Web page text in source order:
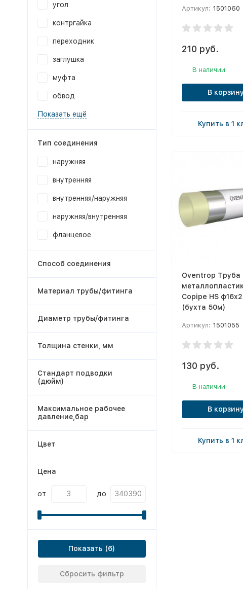
Артикул: 1501060
210 руб.
В наличии
В корзину
Купить в 1
Oventrop Труба
Copipe HS
(бухта 50м)
Артикул: 1501055
130 руб.
В наличии
В корзину
Купить в 1
угол
контргайка
переходник
заглушка
муфта
обвод
Показать ещё
Тип соединения
наружняя
внутренняя
внутренняя/наружняя
наружняя/внутренняя
фланцевое
Способ соединения
Материал трубы/фитинга
Диаметр трубы/фитинга
Толщина стенки, мм
Стандарт подводки
(дюйм)
Максимальное рабочее
давление,бар
Цвет
Цена
от до
Показать
Сбросить фильтр